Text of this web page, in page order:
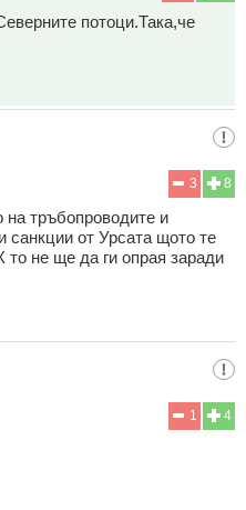
потоци.Така,че
8
3
на тръбопроводите и
санкции от Урсата щото те
то не ще да ги опрая заради
4
1